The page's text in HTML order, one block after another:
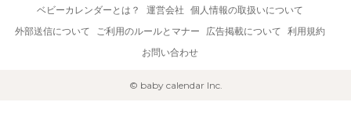
ベビーカレンダーとは？ 運営会社
個人情報の取扱いについて
外部送信について
ご利用のルールとマナー 広告掲載について
利用規約
お問い合わせ
© baby calendar Inc.